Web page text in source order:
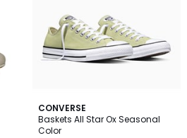
CONVERSE
Baskets All Star Ox Seasonal
Color
5
/
5